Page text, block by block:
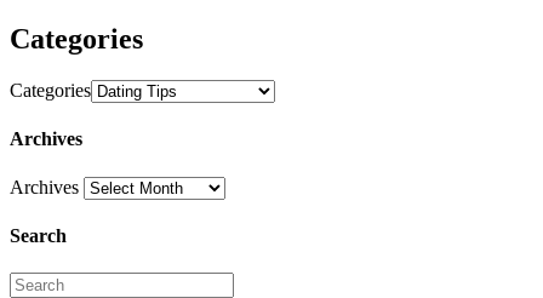
Categories
Categories
Archives
Archives
Search